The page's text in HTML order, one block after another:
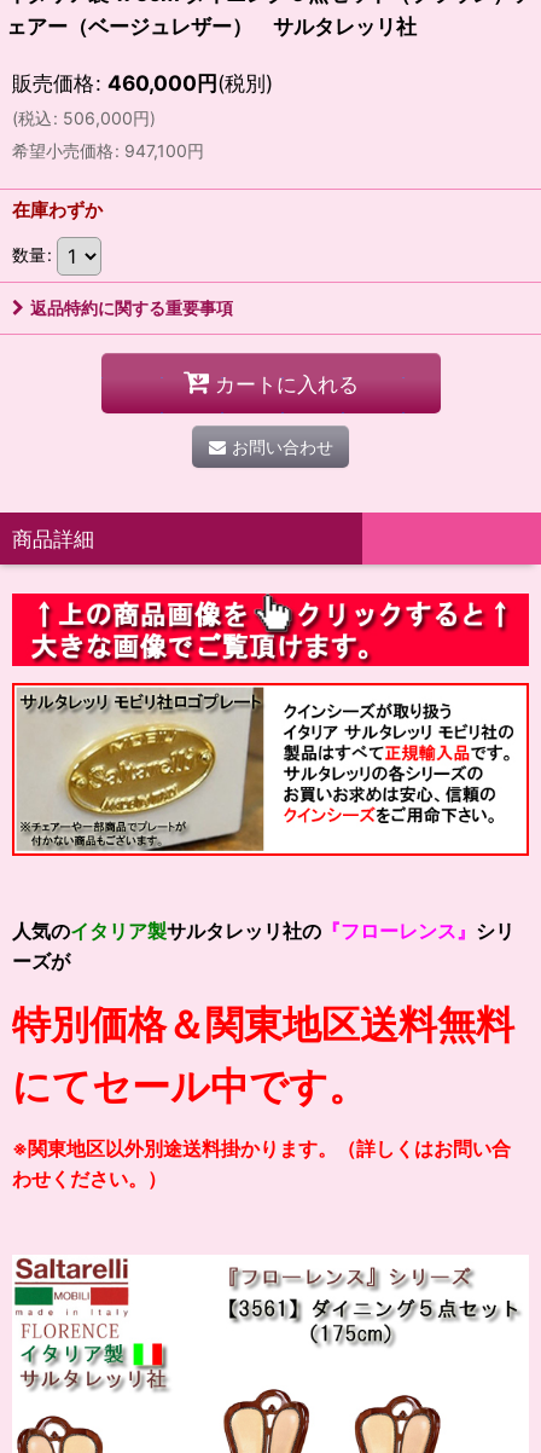
ェアー（ベージュレザー） サルタレッリ社
販売価格: 460,000円(税別)
(税込: 506,000円)
希望小売価格: 947,100円
在庫わずか
数量:
返品特約に関する重要事項
カートに入れる
お問い合わせ
商品詳細
人気のイタリア製サルタレッリ社の 『フローレンス』 シリ
ーズが
特別価格＆関東地区送料無料
にてセール中です。
※関東地区以外別途送料掛かります。（詳しくはお問い合
わせください。）